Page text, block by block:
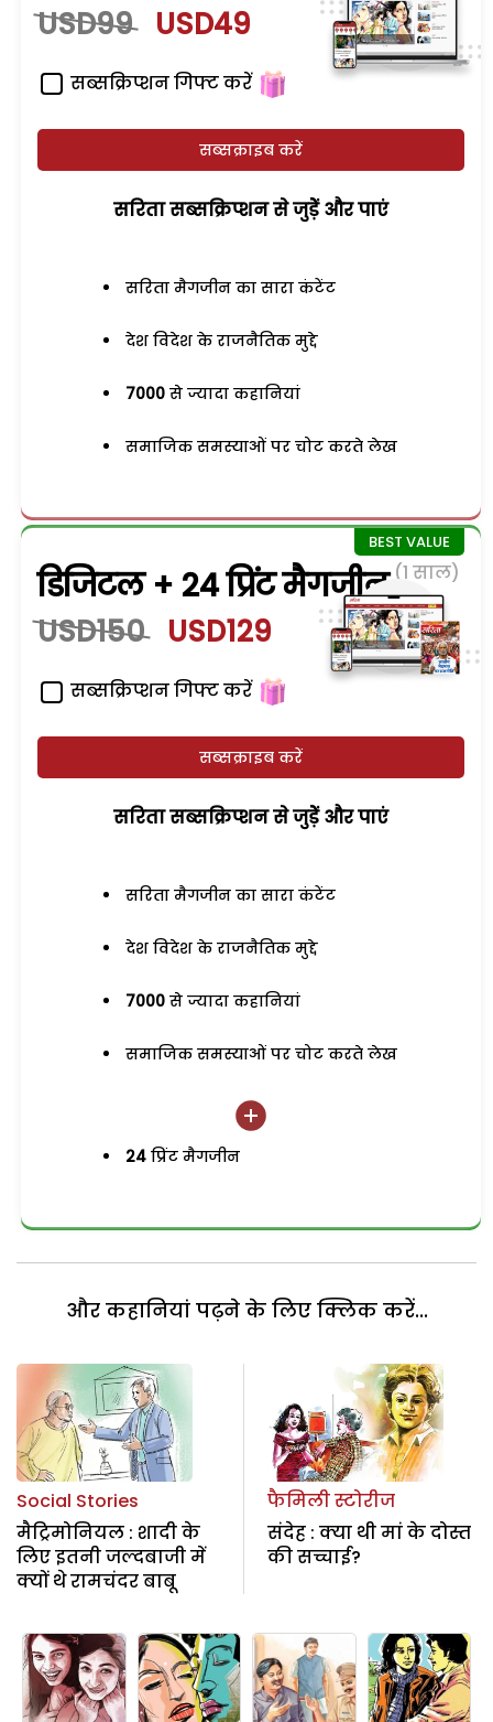
USD99 USD49
सब्सक्रिप्शन गिफ्ट करें
सब्सक्राइब करें
सरिता सब्सक्रिप्शन से जुड़ेें और पाएं
सरिता मैगजीन का सारा कंटेंट
देश विदेश के राजनैतिक मुद्दे
7000 से ज्यादा कहानियां
समाजिक समस्याओं पर चोट करते लेख
डिजिटल + 24 प्रिंट मैगजीन (1 साल)
USD150 USD129
सब्सक्रिप्शन गिफ्ट करें
सब्सक्राइब करें
सरिता सब्सक्रिप्शन से जुड़ेें और पाएं
सरिता मैगजीन का सारा कंटेंट
देश विदेश के राजनैतिक मुद्दे
7000 से ज्यादा कहानियां
समाजिक समस्याओं पर चोट करते लेख
24 प्रिंट मैगजीन
और कहानियां पढ़ने के लिए क्लिक करें...
Social Stories
मैट्रिमोनियल : शादी के
लिए इतनी जल्दबाजी में
क्यों थे रामचंदर बाबू
फैमिली स्टोरीज
संदेह : क्या थी मां के दोस्त
की सच्चाई?